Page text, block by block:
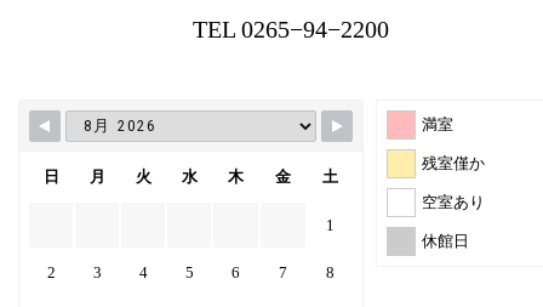
TEL 0265−94−2200
満室
残室僅か
空室あり
休館日
日 月 火 水 木 金 土
1
2 3 4 5 6 7 8